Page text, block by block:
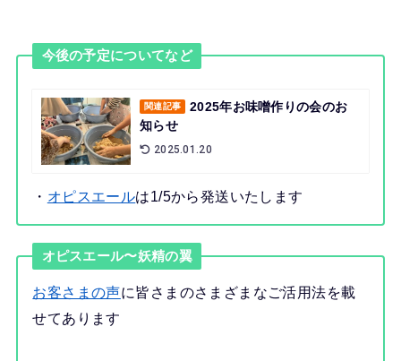
今後の予定についてなど
関連記事
2025年お味噌作りの会のお
知らせ
2025.01.20
・ オピスエールは1/5から発送いたします
オピスエール〜妖精の翼
お客さまの声に皆さまのさまざまなご活用法を載
せてあります